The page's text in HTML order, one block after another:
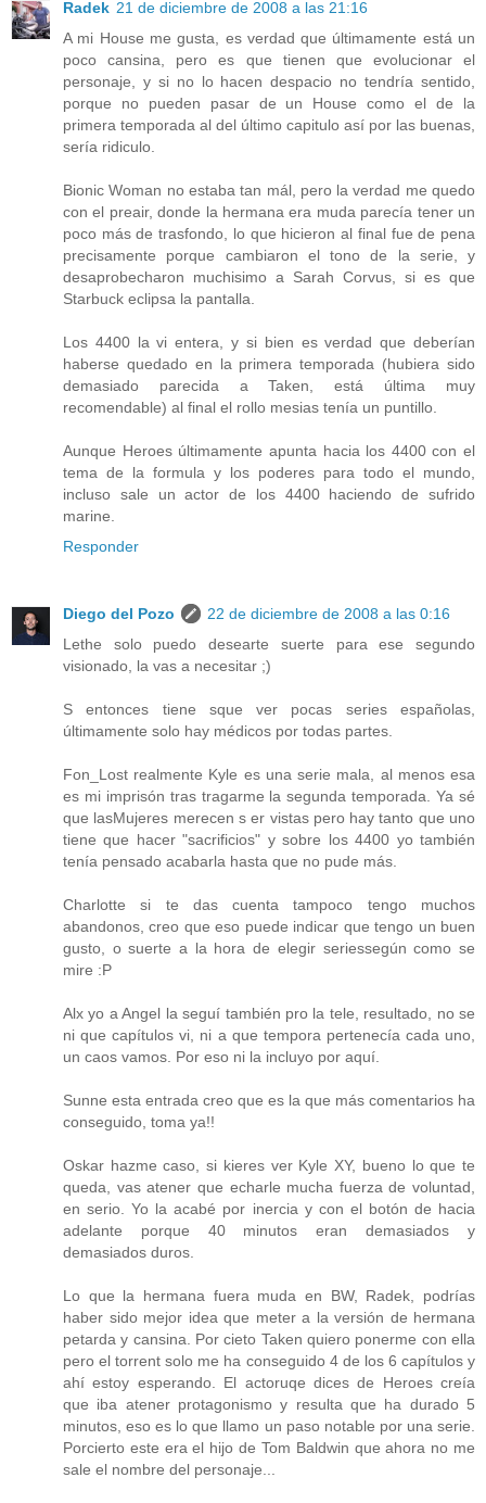
Radek 21 de diciembre de 2008 a las 21:16
A mi House me gusta, es verdad que últimamente está un
poco cansina, pero es que tienen que evolucionar el
personaje, y si no lo hacen despacio no tendría sentido,
porque no pueden pasar de un House como el de la
primera temporada al del último capitulo así por las buenas,
sería ridiculo.
Bionic Woman no estaba tan mál, pero la verdad me quedo
con el preair, donde la hermana era muda parecía tener un
poco más de trasfondo, lo que hicieron al final fue de pena
precisamente porque cambiaron el tono de la serie, y
desaprobecharon muchisimo a Sarah Corvus, si es que
Starbuck eclipsa la pantalla.
Los 4400 la vi entera, y si bien es verdad que deberían
haberse quedado en la primera temporada (hubiera sido
demasiado parecida a Taken, está última muy
recomendable) al final el rollo mesias tenía un puntillo.
Aunque Heroes últimamente apunta hacia los 4400 con el
tema de la formula y los poderes para todo el mundo,
incluso sale un actor de los 4400 haciendo de sufrido
marine.
Responder
Diego del Pozo
22 de diciembre de 2008 a las 0:16
Lethe solo puedo desearte suerte para ese segundo
visionado, la vas a necesitar ;)
S entonces tiene sque ver pocas series españolas,
últimamente solo hay médicos por todas partes.
Fon_Lost realmente Kyle es una serie mala, al menos esa
es mi imprisón tras tragarme la segunda temporada. Ya sé
que lasMujeres merecen s er vistas pero hay tanto que uno
tiene que hacer "sacrificios" y sobre los 4400 yo también
tenía pensado acabarla hasta que no pude más.
Charlotte si te das cuenta tampoco tengo muchos
abandonos, creo que eso puede indicar que tengo un buen
gusto, o suerte a la hora de elegir seriessegún como se
mire :P
Alx yo a Angel la seguí también pro la tele, resultado, no se
ni que capítulos vi, ni a que tempora pertenecía cada uno,
un caos vamos. Por eso ni la incluyo por aquí.
Sunne esta entrada creo que es la que más comentarios ha
conseguido, toma ya!!
Oskar hazme caso, si kieres ver Kyle XY, bueno lo que te
queda, vas atener que echarle mucha fuerza de voluntad,
en serio. Yo la acabé por inercia y con el botón de hacia
adelante porque 40 minutos eran demasiados y
demasiados duros.
Lo que la hermana fuera muda en BW, Radek, podrías
haber sido mejor idea que meter a la versión de hermana
petarda y cansina. Por cieto Taken quiero ponerme con ella
pero el torrent solo me ha conseguido 4 de los 6 capítulos y
ahí estoy esperando. El actoruqe dices de Heroes creía
que iba atener protagonismo y resulta que ha durado 5
minutos, eso es lo que llamo un paso notable por una serie.
Porcierto este era el hijo de Tom Baldwin que ahora no me
sale el nombre del personaje...